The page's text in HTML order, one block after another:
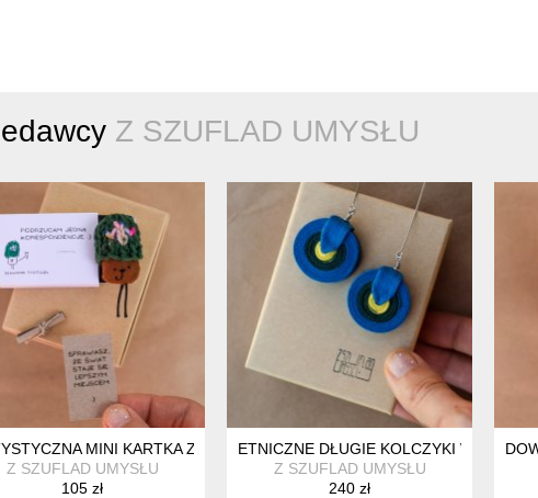
Z SZUFLAD UMYSŁU
KAMIENNĄ ZAWIESZKĄ
MINI KARTKA Z HUMOREM SŁAWOMIR TYCITULEK.
Z SZUFLAD UMYSŁU
105 zł
ETNICZNE DŁUGIE KOLCZYKI W STYLU
Z SZUFLAD UMYSŁU
240 zł